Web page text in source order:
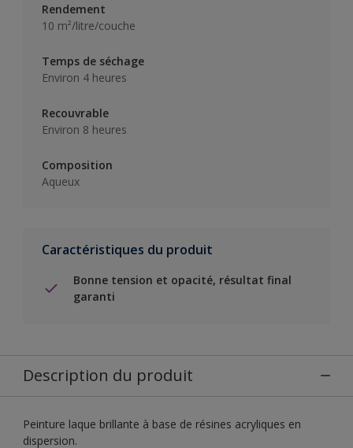
Rendement
10 m²/litre/couche
Temps de séchage
Environ 4 heures
Recouvrable
Environ 8 heures
Composition
Aqueux
Caractéristiques du produit
Bonne tension et opacité, résultat final
garanti
Description du produit
Peinture laque brillante à base de résines acryliques en
dispersion.